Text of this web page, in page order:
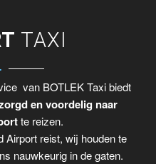
TAXI
van BOTLEK Taxi biedt
en voordelig naar
te reizen.
Airport reist, wij houden te
nauwkeurig in de gaten.